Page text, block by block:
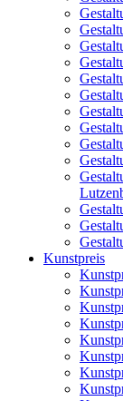
Kunstpreis